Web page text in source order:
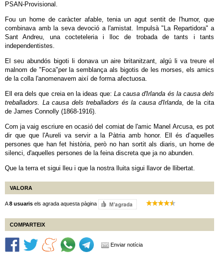
PSAN-Provisional.
Fou un home de caràcter afable, tenia un agut sentit de l'humor, que
combinava amb la seva devoció a l'amistat. Impulsà "La Repartidora" a
Sant Andreu, una cocteteleria i lloc de trobada de tants i tants
independentistes.
El seu abundós bigoti li donava un aire britanitzant, algú li va treure el
malnom de "Foca"per la semblança als bigotis de les morses, els amics
de la colla l'anomenavem així de forma afectuosa.
Ell era dels que creia en la ideas que:La causa d'Irlanda és la causa dels
treballadors. La causa dels treballadors és la causa d'Irlanda, de la cita
de James Connolly (1868-1916).
Com ja vaig escriure en ocasió del comiat de l'amic Manel Arcusa, es pot
dir que que l'Aureli va servir a la Pàtria amb honor. Ell és d’aquelles
persones que han fet història, però no han sortit als diaris, un home de
silenci, d'aquelles persones de la feina discreta que ja no abunden.
Que la terra et sigui lleu i que la nostra lluita sigui llavor de llibertat.
VALORA
A8 usuaris els agrada aquesta pàgina
COMPARTEIX
Enviar notícia